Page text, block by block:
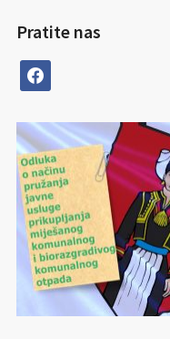
Pratite nas
facebook